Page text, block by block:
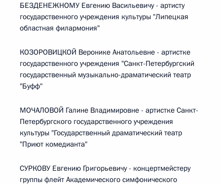
БЕЗДЕНЕЖНОМУ Евгению Васильевичу - артисту
государственного учреждения культуры "Липецкая
областная филармония"
КОЗОРОВИЦКОЙ Веронике Анатольевне - артистке
государственного учреждения "Санкт-Петербургский
государственный музыкально-драматический театр
"Буфф"
МОЧАЛОВОЙ Галине Владимировне - артистке Санкт-
Петербургского государственного учреждения
культуры "Государственный драматический театр
"Приют комедианта"
СУРКОВУ Евгению Григорьевичу - концертмейстеру
группы флейт Академического симфонического